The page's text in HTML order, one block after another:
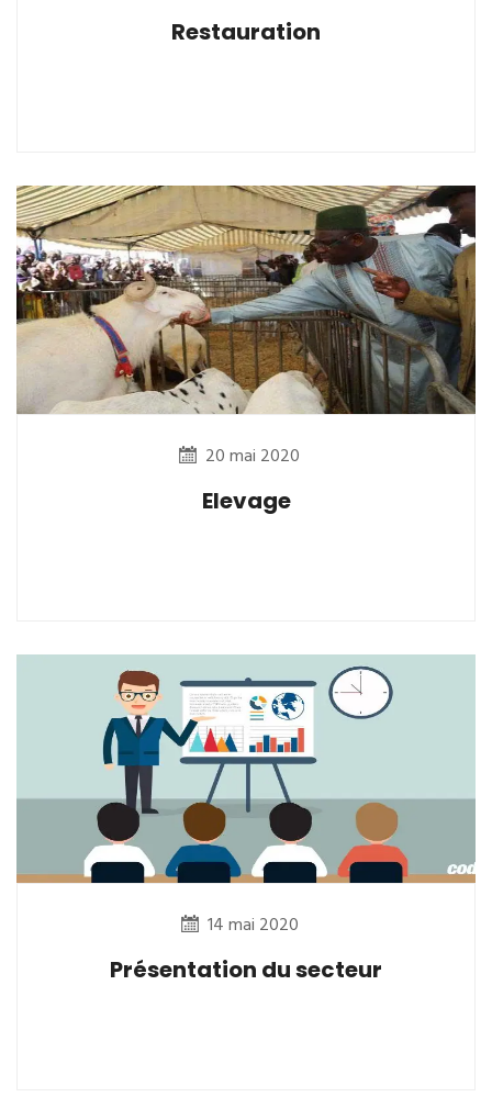
Restauration
20 mai 2020
Elevage
14 mai 2020
Présentation du secteur